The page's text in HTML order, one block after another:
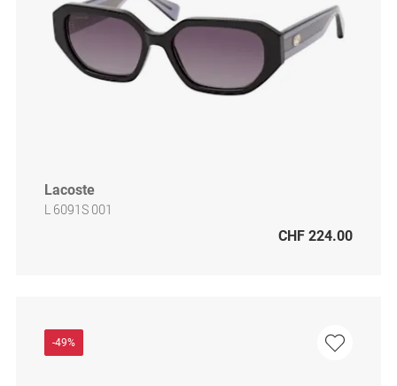
Lacoste
L 6091S 001
CHF 224.00
-49%